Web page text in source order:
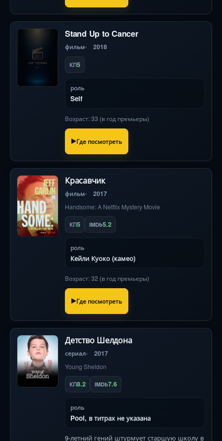
Stand Up to Cancer
фильм 2018
КП5
роль
Self
Возраст: 33 (в год премьеры)
Где посмотреть
Красавчик
фильм 2017
Handsome: A Netflix Mystery Movie
КП5 IMDb5.2
роль
Кейли Куоко (камео)
Возраст: 32 (в год премьеры)
Где посмотреть
Детство Шелдона
сериал 2017
Young Sheldon
КП8.2 IMDb7.6
роль
Pool, в титрах не указана
9-летний гений штурмует старшую школу в